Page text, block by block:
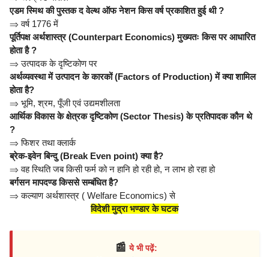
एडम स्मिथ की पुस्तक द वेल्थ ऑफ नेशन किस वर्ष प्रकाशित हुई थी ?
⇒ वर्ष 1776 में
पूर्तिपक्ष अर्थशास्त्र (Counterpart Economics) मुख्यतः किस पर आधारित
होता है ?
⇒उत्पादक के दृष्टिकोण पर
अर्थव्यवस्था में उत्पादन के कारकों (Factors of Production) में क्या शामिल
होता है?
⇒ भूमि, श्रम, पूँजी एवं उद्यमशीलता
आर्थिक विकास के क्षेत्रक दृष्टिकोण (Sector Thesis) के प्रतिपादक कौन थे
?
⇒फिशर तथा क्लार्क
ब्रेक-इवेन बिन्दु (Break Even point) क्या है?
⇒वह स्थिति जब किसी फर्म को न हानि हो रही हो, न लाभ हो रहा हो
बर्गसन मापदण्ड किससे सम्बंधित है?
⇒ कल्याण अर्थशास्त्र ( Welfare Economics) से
विदेशी मुद्रा भण्डार के घटक
📰ये भी पढ़ें: